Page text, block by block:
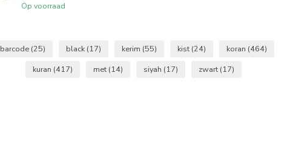
Op voorraad
barcode (25) black (17) kerim (55) kist (24) koran (464)
kuran (417) met (14) siyah (17) zwart (17)